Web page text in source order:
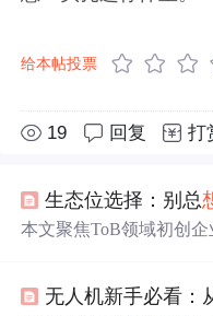
给本帖投票
19 回复 打
生态位选择：别总
本文聚焦ToB领域初创
注细分场景的极致交付